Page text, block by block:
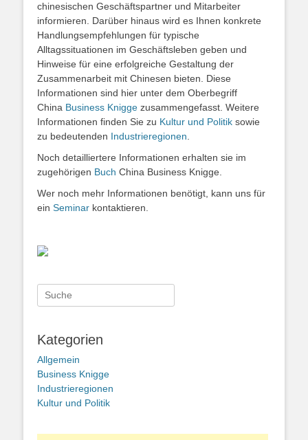
chinesischen Geschäftspartner und Mitarbeiter
informieren. Darüber hinaus wird es Ihnen konkrete
Handlungsempfehlungen für typische
Alltagssituationen im Geschäftsleben geben und
Hinweise für eine erfolgreiche Gestaltung der
Zusammenarbeit mit Chinesen bieten. Diese
Informationen sind hier unter dem Oberbegriff
China Business Knigge zusammengefasst. Weitere
Informationen finden Sie zu Kultur und Politik sowie
zu bedeutenden Industrieregionen
Noch detailliertere Informationen erhalten sie im
zugehörigen Buch China Business Knigge.
Wer noch mehr Informationen benötigt, kann uns für
ein Seminar kontaktieren.
Suche
nach:
Kategorien
Allgemein
Business Knigge
Industrieregionen
Kultur und Politik